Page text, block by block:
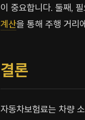
이 중요합니다. 둘째,
계산을 통해 주행 거리
결론
자동차보험료는 차량